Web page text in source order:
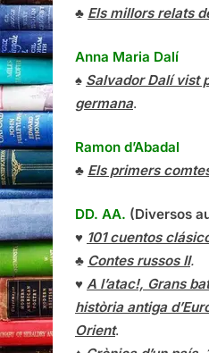
♣ Els millors relats
Anna Maria Dalí
♠ Salvador Dalí vist
germana.
Ramon d’Abadal
♣ Els primers
DD. AA. (Diversos
♥ 101 cuentos
♣ Contes russos II.
♥ A l’atac!, Grans
història antiga
Orient.